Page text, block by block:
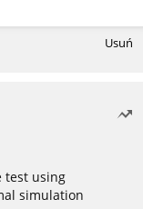
Usuń
test using
simulation